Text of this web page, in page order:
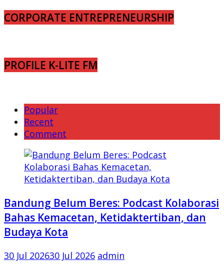
CORPORATE ENTREPRENEURSHIP
PROFILE K-LITE FM
Popular
Recent
Comment
Bandung Belum Beres: Podcast Kolaborasi
Bahas Kemacetan, Ketidaktertiban, dan
Budaya Kota
30 Jul 202630 Jul 2026 admin